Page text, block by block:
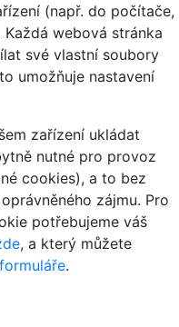
(např. do počítače,
webová stránka
své vlastní soubory
umožňuje nastavení
zařízení ukládat
nutné pro provoz
cookies), a to bez
zájmu. Pro
potřebujeme váš
, a který můžete
formuláře.